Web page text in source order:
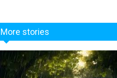
More stories